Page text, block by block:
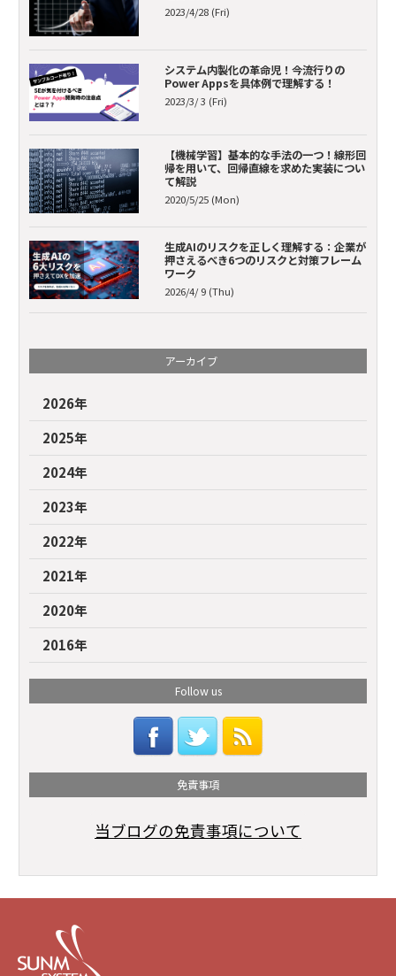
2023/4/28 (Fri)
システム内製化の革命児！今流行りの
Power Appsを具体例で理解する！
2023/3/ 3 (Fri)
【機械学習】基本的な手法の一つ！線形回
帰を用いて、回帰直線を求めた実装につい
て解説
2020/5/25 (Mon)
生成AIのリスクを正しく理解する：企業が
押さえるべき6つのリスクと対策フレーム
ワーク
2026/4/ 9 (Thu)
アーカイブ
2026年
2025年
2024年
2023年
2022年
2021年
2020年
2016年
Follow us
免責事項
当ブログの免責事項について